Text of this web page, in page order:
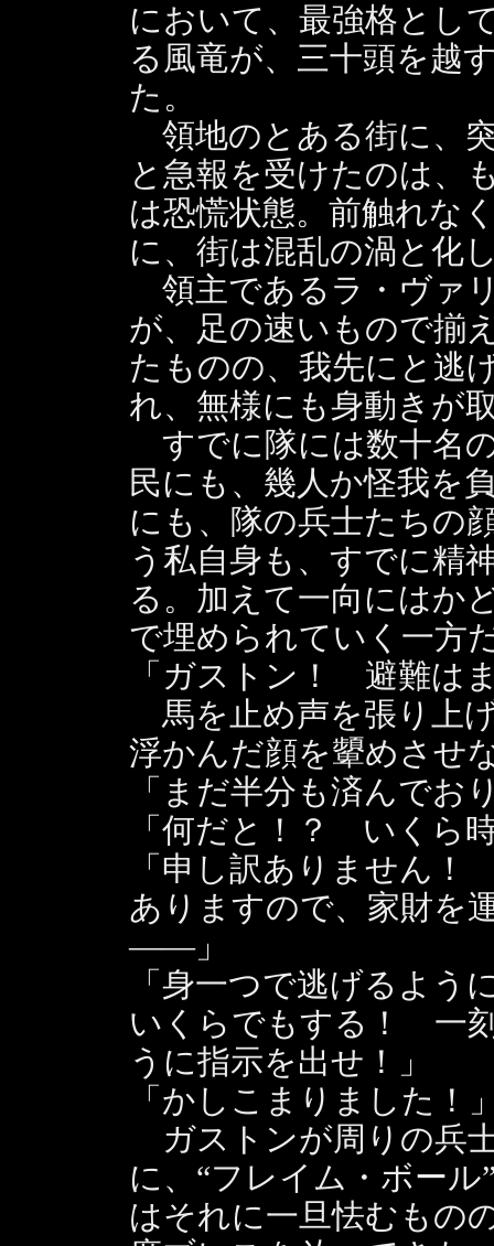
において、最強格とし
る風竜が、三十頭を越
た。
領地のとある街に、
と急報を受けたのは、
は恐慌状態。前触れな
に、街は混乱の渦と化
領主であるラ・ヴァ
が、足の速いもので揃
たものの、我先にと逃
れ、無様にも身動きが
すでに隊には数十名
民にも、幾人か怪我を
にも、隊の兵士たちの
う私自身も、すでに精
る。加えて一向にはか
で埋められていく一方
「ガストン！ 避難は
馬を止め声を張り上
浮かんだ顔を顰めさせ
「まだ半分も済んでお
「何だと！？ いくら
「申し訳ありません
ありますので、家財を
――」
「身一つで逃げるよ
いくらでもする！ 一
うに指示を出せ！」
「かしこまりました！
ガストンが周りの兵
に、“フレイム・ボー
はそれに一旦怯むもの